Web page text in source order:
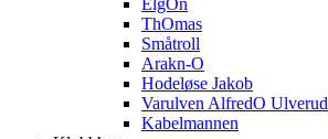
ElgOn
ThOmas
Småtroll
Arakn-O
Hodeløse Jakob
Varulven AlfredO Ulverud
Kabelmannen